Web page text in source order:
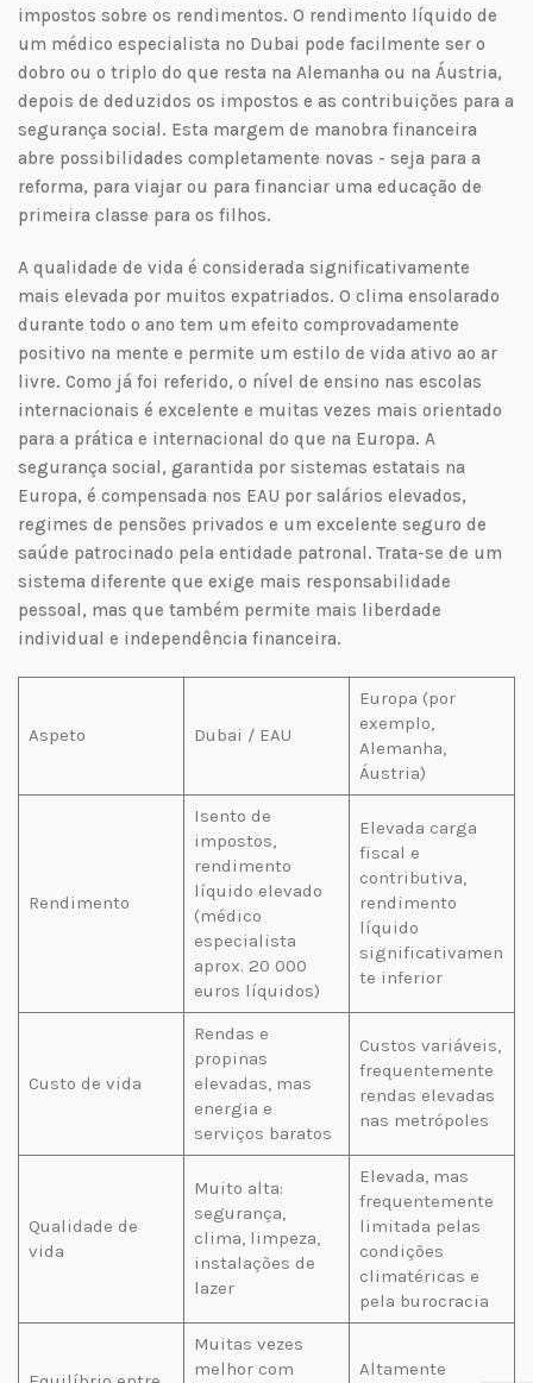
impostos sobre os rendimentos. O rendimento líquido de
um médico especialista no Dubai pode facilmente ser o
dobro ou o triplo do que resta na Alemanha ou na Áustria,
depois de deduzidos os impostos e as contribuições para a
segurança social. Esta margem de manobra financeira
abre possibilidades completamente novas - seja para a
reforma, para viajar ou para financiar uma educação de
primeira classe para os filhos.
A qualidade de vida é considerada significativamente
mais elevada por muitos expatriados. O clima ensolarado
durante todo o ano tem um efeito comprovadamente
positivo na mente e permite um estilo de vida ativo ao ar
livre. Como já foi referido, o nível de ensino nas escolas
internacionais é excelente e muitas vezes mais orientado
para a prática e internacional do que na Europa. A
segurança social, garantida por sistemas estatais na
Europa, é compensada nos EAU por salários elevados,
regimes de pensões privados e um excelente seguro de
saúde patrocinado pela entidade patronal. Trata-se de um
sistema diferente que exige mais responsabilidade
pessoal, mas que também permite mais liberdade
individual e independência financeira.
Aspeto Dubai / EAU
Europa (por
exemplo,
Alemanha,
Áustria)
Rendimento
Isento de
impostos,
rendimento
líquido elevado
(médico
especialista
aprox. 20 000
euros líquidos)
Elevada carga
fiscal e
contributiva,
rendimento
líquido
significativamen
te inferior
Custo de vida
Rendas e
propinas
elevadas, mas
energia e
serviços baratos
Custos variáveis,
frequentemente
rendas elevadas
nas metrópoles
Qualidade de
vida
Muito alta:
segurança,
clima, limpeza,
instalações de
lazer
Elevada, mas
frequentemente
limitada pelas
condições
climatéricas e
pela burocracia
Muitas vezes
melhor com
Altamente